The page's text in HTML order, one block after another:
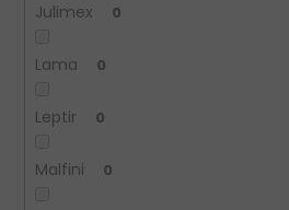
Julimex 0
Lama 0
Leptir 0
Malfini 0